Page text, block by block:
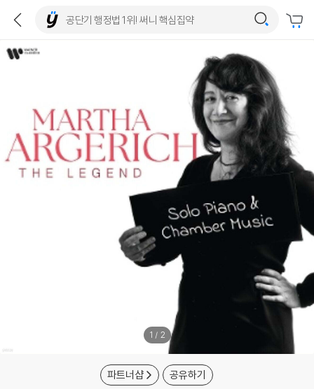
1 / 2
파트너샵 공유하기